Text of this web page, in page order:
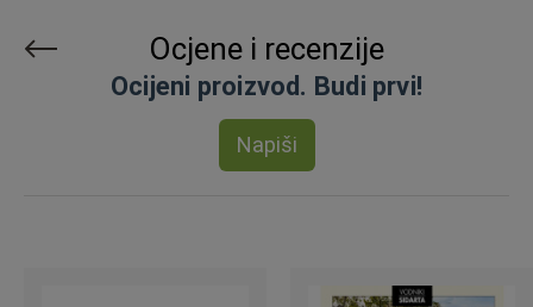
Ocjene i recenzije
Ocijeni proizvod. Budi prvi!
Napiši